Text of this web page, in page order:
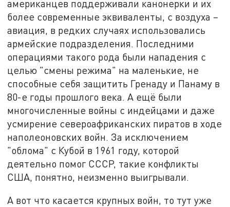
американцев поддерживали канонерки и их
более современные эквиваленты, с воздуха –
авиация, в редких случаях использовались
армейские подразделения. Последними
операциями такого рода были нападения с
целью "смены режима" на маленькие, не
способные себя защитить Гренаду и Панаму в
80-е годы прошлого века. А ещё были
многочисленные войны с индейцами и даже
усмирение североафриканских пиратов в ходе
наполеоновских войн. За исключением
"облома" с Кубой в 1961 году, которой
деятельно помог СССР, такие конфликты
США, понятно, неизменно выигрывали.
А вот что касается крупных войн, то тут уже